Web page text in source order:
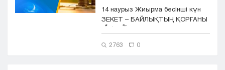
14 наурыз Жиырма бесінші күн
ЗЕКЕТ – БАЙЛЫҚТЫҢ ҚОРҒАНЫ
2763 0